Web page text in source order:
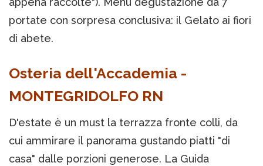
portate con sorpresa conclusiva: il Gelato ai fiori
di abete.
Osteria dell'Accademia -
MONTEGRIDOLFO RN
D'estate è un must la terrazza fronte colli, da
cui ammirare il panorama gustando piatti "di
casa" dalle porzioni generose. La Guida